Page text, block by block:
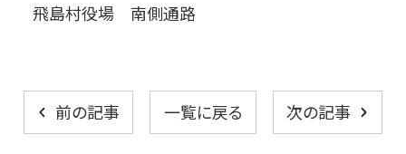
飛島村役場 南側通路
前の記事 一覧に戻る 次の記事